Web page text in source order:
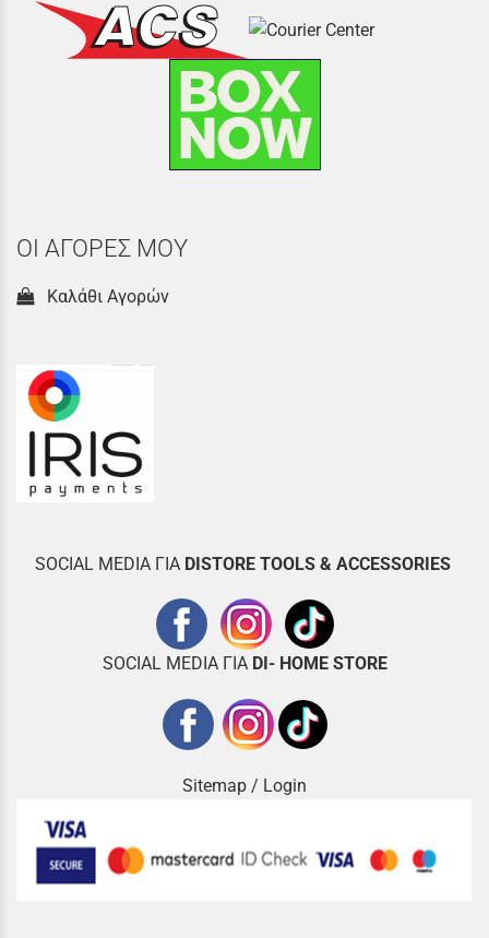
ΟΙ ΑΓΟΡΕΣ ΜΟΥ
Καλάθι Αγορών
SOCIAL MEDIA ΓΙΑ DISTORE TOOLS & ACCESSORIES
SOCIAL MEDIA ΓΙΑ DI- HOME STORE
Sitemap / Login